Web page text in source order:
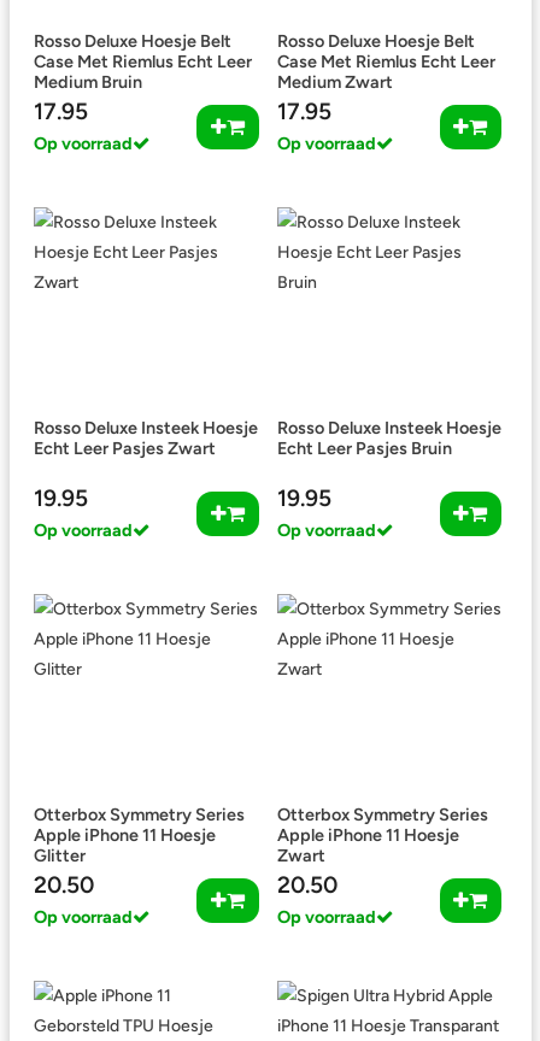
Rosso Deluxe Hoesje Belt
Case Met Riemlus Echt Leer
Medium Bruin
17.95
Op voorraad
Rosso Deluxe Hoesje Belt
Case Met Riemlus Echt Leer
Medium Zwart
17.95
Op voorraad
Rosso Deluxe Insteek Hoesje
Echt Leer Pasjes Zwart
19.95
Op voorraad
Rosso Deluxe Insteek Hoesje
Echt Leer Pasjes Bruin
19.95
Op voorraad
Otterbox Symmetry Series
Apple iPhone 11 Hoesje
Glitter
20.50
Op voorraad
Otterbox Symmetry Series
Apple iPhone 11 Hoesje
Zwart
20.50
Op voorraad